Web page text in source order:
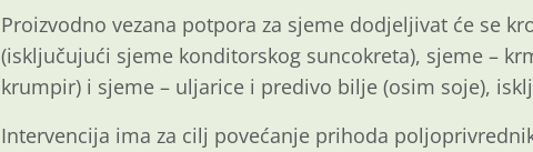
Proizvodno vezana potpora za sjeme dodjeljivat će se
(isključujući sjeme konditorskog suncokreta), sjeme –
krumpir) i sjeme – uljarice i predivo bilje (osim soje),
Intervencija ima za cilj povećanje prihoda